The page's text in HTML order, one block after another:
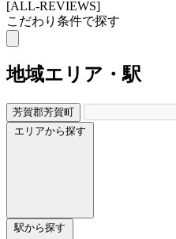
[ALL-REVIEWS]
こだわり条件で探す
地域エリア・駅
芳賀郡芳賀町
エリアから探す
駅から探す